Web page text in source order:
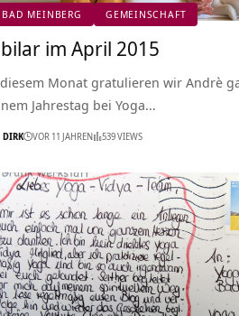
BAD MEINBERG GEMEINSCHAFT
im April 2015
Monat gratulieren wir Andrè
Jahrestag bei Yoga…
DIRK VOR 11 JAHREN 539 VIEWS